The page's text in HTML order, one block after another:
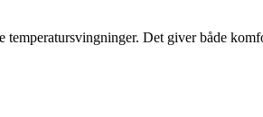
temperatursvingninger. Det giver både